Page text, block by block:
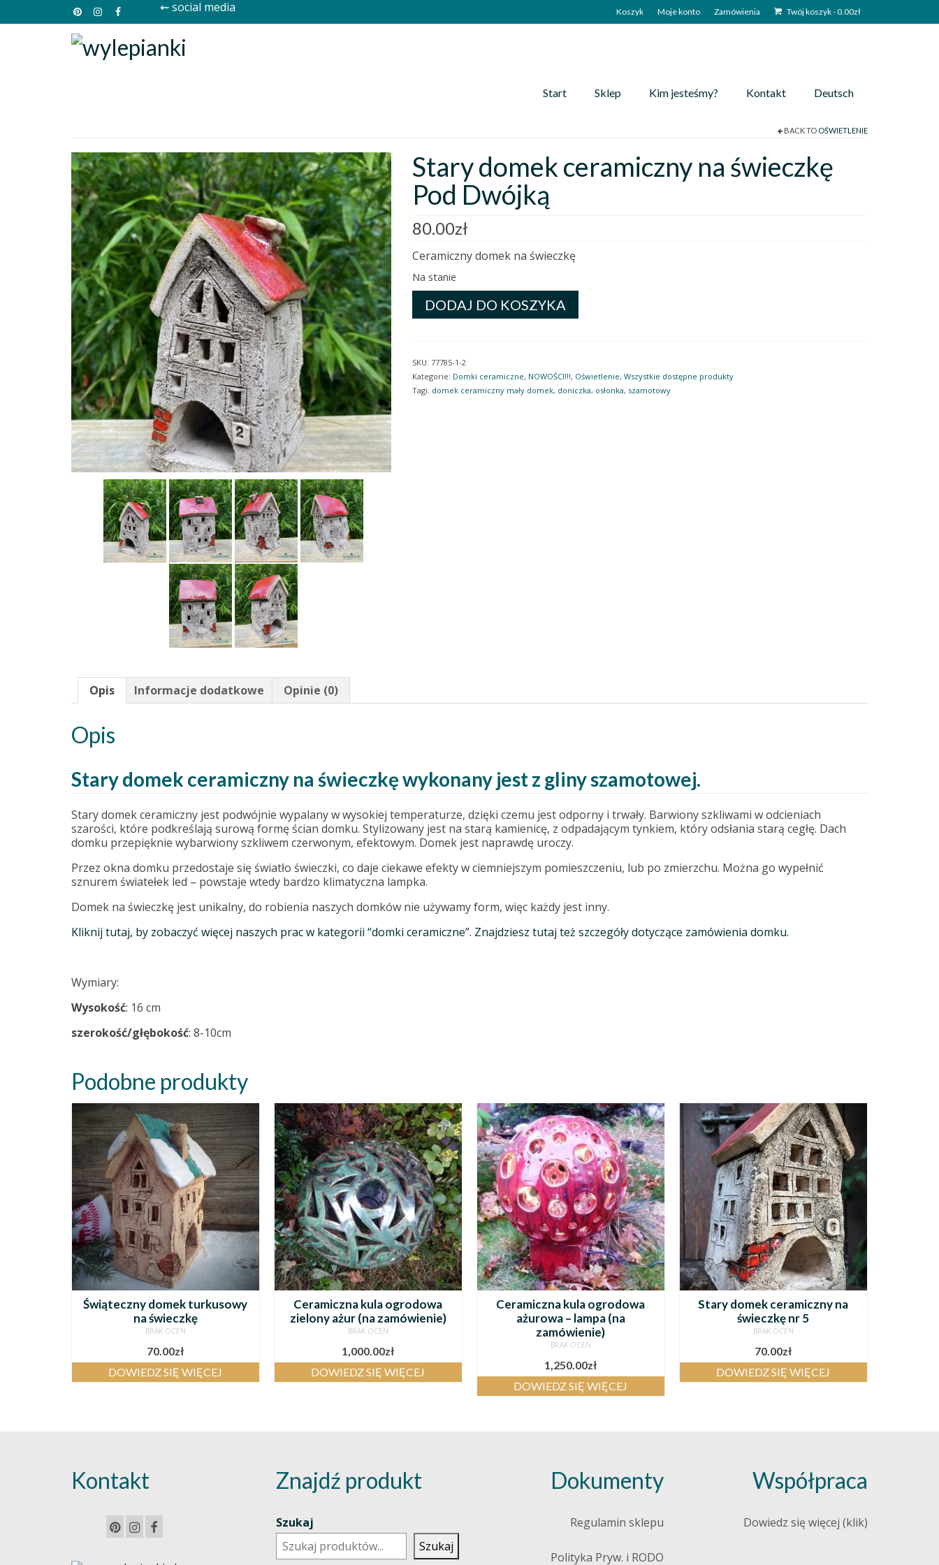
Koszyk Moje konto Zamówienia Twój koszyk-0.00zł
⇜ social media
Start Sklep Kim jesteśmy? Kontakt Deutsch
BACK TO OŚWIETLENIE
Stary domek ceramiczny na świeczkę
Pod Dwójką
80.00zł
Ceramiczny domek na świeczkę
Na stanie
ilość
Stary
świeczkę
Pod
Dwójką
DODAJ DO KOSZYKA
SKU: 77785-1-2
Kategorie: Domki ceramiczne, NOWOŚCI!!!, Oświetlenie, Wszystkie dostępne produkty
Tagi: domek ceramiczny mały domek, doniczka, osłonka, szamotowy
Opis Informacje dodatkowe Opinie (0)
Opis
Stary domek ceramiczny na świeczkę wykonany jest z gliny szamotowej.
Stary domek ceramiczny jest podwójnie wypalany w wysokiej temperaturze, dzięki czemu jest odporny i trwały. Barwiony szkliwami w odcieniach
szarości, które podkreślają surową formę ścian domku. Stylizowany jest na starą kamienicę, z odpadającym tynkiem, który odsłania starą cegłę. Dach
domku przepięknie wybarwiony szkliwem czerwonym, efektowym. Domek jest naprawdę uroczy.
Przez okna domku przedostaje się światło świeczki, co daje ciekawe efekty w ciemniejszym pomieszczeniu, lub po zmierzchu. Można go wypełnić
sznurem światełek led – powstaje wtedy bardzo klimatyczna lampka.
Domek na świeczkę jest unikalny, do robienia naszych domków nie używamy form, więc każdy jest inny.
Kliknij tutaj, by zobaczyć więcej naszych prac w kategorii “domki ceramiczne”. Znajdziesz tutaj też szczegóły dotyczące zamówienia domku.
Wymiary:
Wysokość: 16 cm
szerokość/głębokość: 8-10cm
Podobne produkty
Świąteczny domek turkusowy
na świeczkę
BRAK OCEN
70.00zł
DOWIEDZ SIĘ WIĘCEJ
Ceramiczna kula ogrodowa
zielony ażur (na zamówienie)
BRAK OCEN
1,000.00zł
DOWIEDZ SIĘ WIĘCEJ
Ceramiczna kula ogrodowa
ażurowa – lampa (na
zamówienie)
BRAK OCEN
1,250.00zł
DOWIEDZ SIĘ WIĘCEJ
Stary domek ceramiczny na
świeczkę nr 5
BRAK OCEN
70.00zł
DOWIEDZ SIĘ WIĘCEJ
Kontakt Znajdź produkt
Szukaj
Szukaj
Dokumenty
Regulamin sklepu
Polityka Pryw. i RODO
Współpraca
Dowiedz się więcej (klik)